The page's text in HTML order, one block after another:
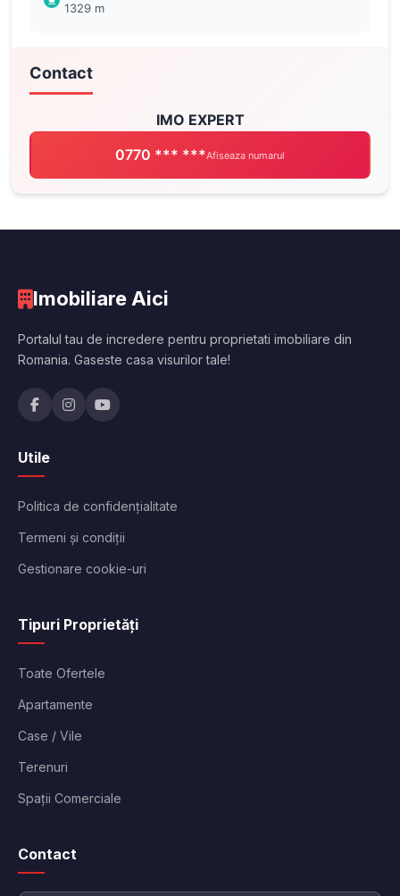
1329 m
Contact
IMO EXPERT
0770 *** ***Afiseaza numarul
Imobiliare Aici
Portalul tau de incredere pentru proprietati imobiliare din
Romania. Gaseste casa visurilor tale!
Utile
Politica de confidențialitate
Termeni și condiții
Gestionare cookie-uri
Tipuri Proprietăți
Toate Ofertele
Apartamente
Case / Vile
Terenuri
Spații Comerciale
Contact